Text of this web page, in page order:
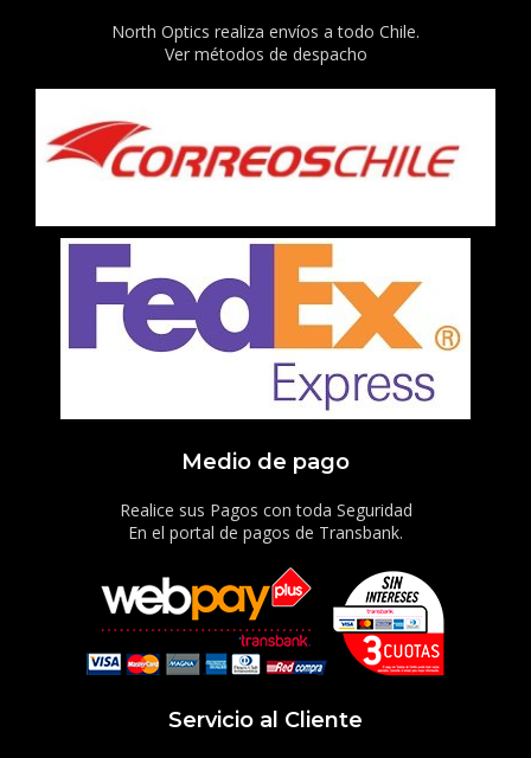
North Optics realiza envíos a todo Chile.
Ver métodos de despacho
Medio de pago
Realice sus Pagos con toda Seguridad
En el portal de pagos de Transbank.
Servicio al Cliente